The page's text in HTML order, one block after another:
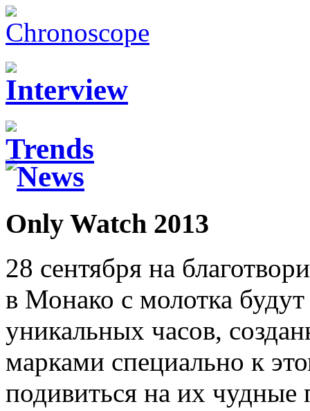
Only Watch 2013
28 сентября на
в Монако с молотка
уникальных часов,
марками специально к
подивиться на их